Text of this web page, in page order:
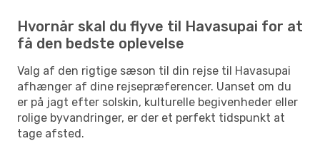
Hvornår skal du flyve til Havasupai for at
få den bedste oplevelse
Valg af den rigtige sæson til din rejse til Havasupai
afhænger af dine rejsepræferencer. Uanset om du
er på jagt efter solskin, kulturelle begivenheder eller
rolige byvandringer, er der et perfekt tidspunkt at
tage afsted.